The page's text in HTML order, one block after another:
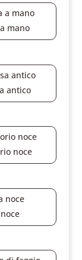
mano
antico
noce